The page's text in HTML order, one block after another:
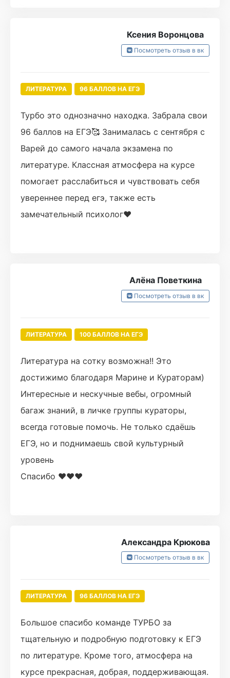
Ксения Воронцова
Посмотреть отзыв в вк
ЛИТЕРАТУРА 96 БАЛЛОВ НА ЕГЭ
Турбо это однозначно находка. Забрала свои
96 баллов на ЕГЭ🥰 Занималась с сентября с
Варей до самого начала экзамена по
литературе. Классная атмосфера на курсе
помогает расслабиться и чувствовать себя
увереннее перед егэ, также есть
замечательный психолог❤
Алёна Поветкина
Посмотреть отзыв в вк
ЛИТЕРАТУРА 100 БАЛЛОВ НА ЕГЭ
Литература на сотку возможна!! Это
достижимо благодаря Марине и Кураторам)
Интересные и нескучные вебы, огромный
багаж знаний, в личке группы кураторы,
всегда готовые помочь. Не только сдаёшь
ЕГЭ, но и поднимаешь свой культурный
уровень
Спасибо ❤️❤️❤️
Александра Крюкова
Посмотреть отзыв в вк
ЛИТЕРАТУРА 96 БАЛЛОВ НА ЕГЭ
Большое спасибо команде ТУРБО за
тщательную и подробную подготовку к ЕГЭ
по литературе. Кроме того, атмосфера на
курсе прекрасная, добрая, поддерживающая.